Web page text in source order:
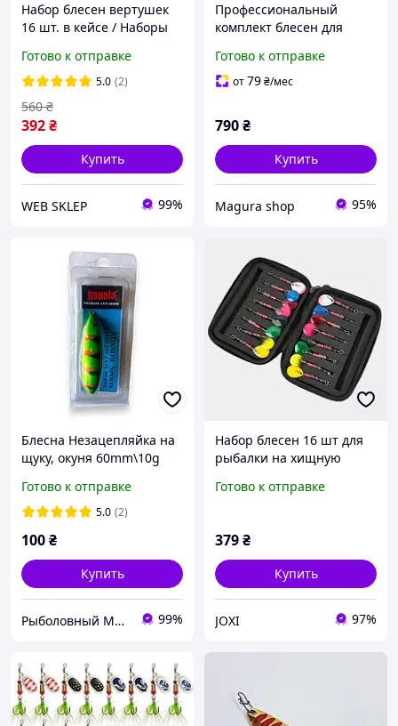
Набор блесен вертушек
16 шт. в кейсе / Наборы
окуня
Готово к отправке
5.0 (2)
392₴
560 ₴
Купить
WEB SKLEP 99%
Профессиональный
комплект блесен для
набор блесен, блесна на
щуку
Готово к отправке
от79₴/мес
790₴
Купить
Magura shop 95%
Блесна Незацепляйка на
щуку, окуня 60mm\10g
(Fishing)
Готово к отправке
5.0 (2)
100₴
Купить
Рыболовный Магазин "Svit Primanki" 99%
Набор блесен 16 шт для
рыбалки на хищную
судака, с кейсом
Готово к отправке
379₴
Купить
JOXI 97%